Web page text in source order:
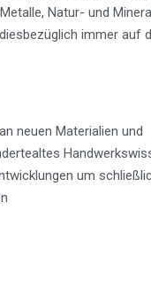
Natur- und
immer auf
neuen Materialien und
um